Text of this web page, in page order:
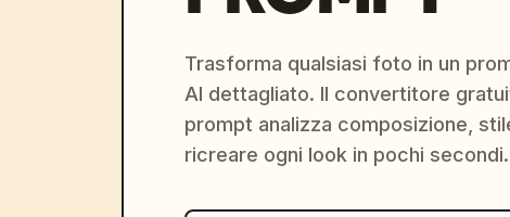
Trasforma qualsiasi foto in un
AI dettagliato. Il convertitore
prompt analizza composizione,
ricreare ogni look in pochi secondi.